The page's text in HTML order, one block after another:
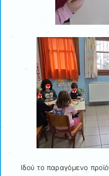
Ιδού το παραγόμενο